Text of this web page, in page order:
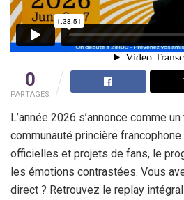
0
PARTAGES
L’année 2026 s’annonce comme
communauté princière
officielles et projets de fans, le
les émotions contrastées. Vous
direct ? Retrouvez le replay